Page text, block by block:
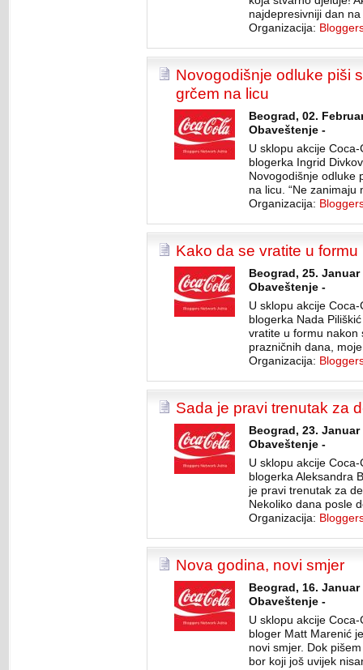
najdepresivniji dan
Organizacija:
Novogodišnje odluke piši
grčem na licu
Beograd, 02.
Obaveštenje -
U sklopu akcije
blogerka Ingrid
Novogodišnje odluke
na licu. “Ne zanimaju
Organizacija:
Kako da se vratite u
Beograd, 25.
Obaveštenje -
U sklopu akcije
blogerka Nada
vratite u formu nakon
prazničnih dana,
Organizacija:
Sada je pravi trenutak za
Beograd, 23.
Obaveštenje -
U sklopu akcije
blogerka Aleksandra
je pravi trenutak za
Nekoliko dana posle
Organizacija:
Nova godina, novi smjer
Beograd, 16.
Obaveštenje -
U sklopu akcije
bloger Matt Marenić
novi smjer. Dok
bor koji još uvijek